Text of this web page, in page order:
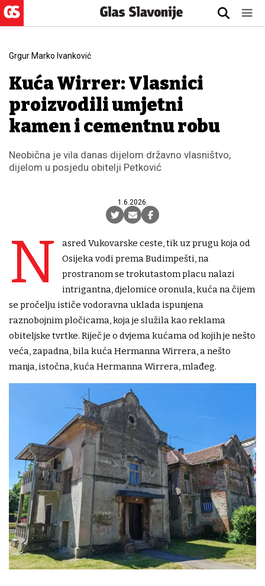
Grgur Marko Ivanković
Kuća Wirrer: Vlasnici
proizvodili umjetni
kamen i cementnu robu
Neobična je vila danas dijelom državno vlasništvo,
dijelom u posjedu obitelji Petković
1.6.2026.
N
asred Vukovarske ceste, tik uz prugu koja od
Osijeka vodi prema Budimpešti, na
prostranom se trokutastom placu nalazi
intrigantna, djelomice oronula, kuća na čijem
se pročelju ističe vodoravna uklada ispunjena
raznobojnim pločicama, koja je služila kao reklama
obiteljske tvrtke. Riječ je o dvjema kućama od kojih je nešto
veća, zapadna, bila kuća Hermanna Wirrera, a nešto
manja, istočna, kuća Hermanna Wirrera, mlađeg.